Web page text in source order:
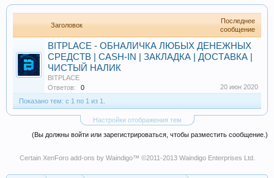
Заголовок
Последнее
сообщение
BITPLACE - ОБНАЛИЧКА ЛЮБЫХ ДЕНЕЖНЫХ
СРЕДСТВ | CASH-IN | ЗАКЛАДКА | ДОСТАВКА |
ЧИСТЫЙ НАЛИК
BITPLACE
Ответов:
0
20 июн 2020
Показано тем: с 1 по 1 из 1.
Настройки отображения тем
(Вы должны войти или зарегистрироваться, чтобы разместить сообщение.)
Certain XenForo add-ons by Waindigo™ ©2011-2013 Waindigo Enterprises Ltd.